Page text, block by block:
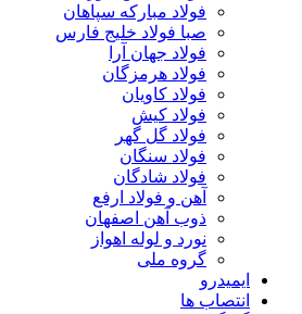
فولاد مبارکه سپاهان
صبا فولاد خلیج فارس
فولاد جهان آرا
فولاد هرمزگان
فولاد کاویان
فولاد کیش
فولاد گل گهر
فولاد سنگان
فولاد شادگان
آهن و فولاد ارفع
ذوب آهن اصفهان
نورد و لوله اهواز
گروه ملی
ایمیدرو
انتصاب ها